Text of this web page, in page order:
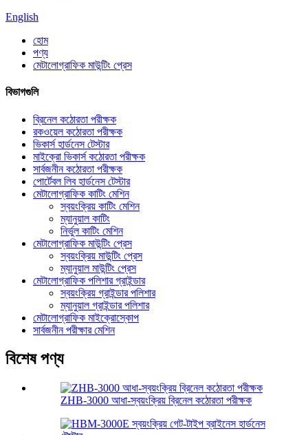
English
হোম
পণ্য
মেটালোগ্রাফিক মাউন্টিং প্রেস
বিভাগগুলি
ব্রিনেল কঠোরতা পরীক্ষক
রকওয়েল কঠোরতা পরীক্ষক
ভিকার্স হার্ডনেস টেস্টার
মাইক্রো ভিকার্স কঠোরতা পরীক্ষক
সার্বজনীন কঠোরতা পরীক্ষক
পোর্টেবল লিব হার্ডনেস টেস্টার
মেটালোগ্রাফিক কাটিং মেশিন
স্বয়ংক্রিয় কাটিং মেশিন
ম্যানুয়াল কাটিং
নির্ভুল কাটিং মেশিন
মেটালোগ্রাফিক মাউন্টিং প্রেস
স্বয়ংক্রিয় মাউন্টিং প্রেস
ম্যানুয়াল মাউন্টিং প্রেস
মেটালোগ্রাফিক পলিশার গ্রাইন্ডার
স্বয়ংক্রিয় গ্রাইন্ডার পলিশার
ম্যানুয়াল গ্রাইন্ডার পলিশার
মেটালোগ্রাফিক মাইক্রোস্কোপ
সার্বজনীন পরীক্ষার মেশিন
বিশেষ পণ্য
ZHB-3000 আধা-স্বয়ংক্রিয় ব্রিনেল কঠোরতা পরীক্ষক